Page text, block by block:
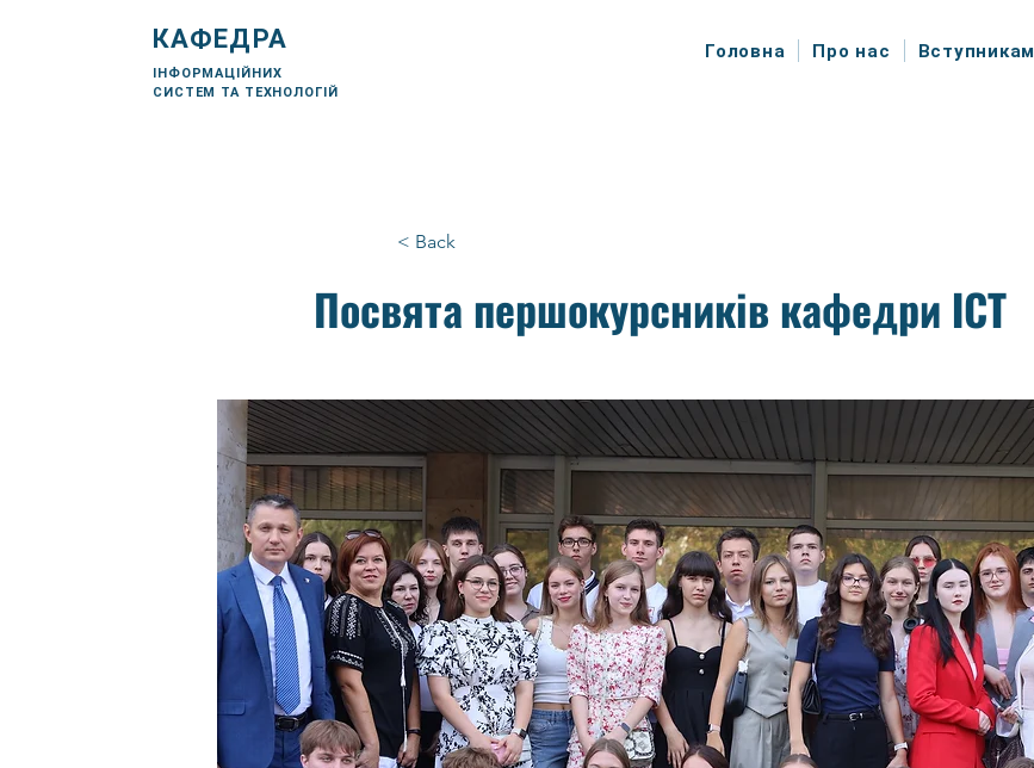
КАФЕДРА
ІНФОРМАЦІЙНИХ
СИСТЕМ ТА ТЕХНОЛОГІЙ
Головна Про нас Вступникам
< Back
Посвята першокурсників кафедри ІСТ